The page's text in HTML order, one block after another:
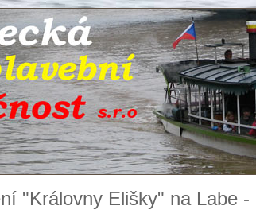
"Královny Elišky" na Labe -